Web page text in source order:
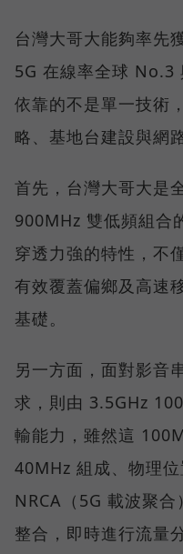
台灣大哥大能夠率先
5G 在線率全球 No.3
依靠的不是單一技術
略、基地台建設與網
首先，台灣大哥大是
900MHz 雙低頻組合
穿透力強的特性，不
有效覆蓋偏鄉及高速
基礎。
另一方面，面對影音
求，則由 3.5GHz
輸能力，雖然這
40MHz 組成、物理
NRCA（5G 載波聚
整合，即時進行流量